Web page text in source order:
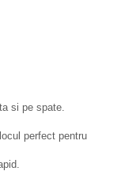
si pe spate.
perfect pentru